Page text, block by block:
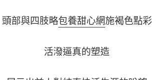
頭部與四肢略包養甜心網施褐色點彩
活潑逼真的塑造